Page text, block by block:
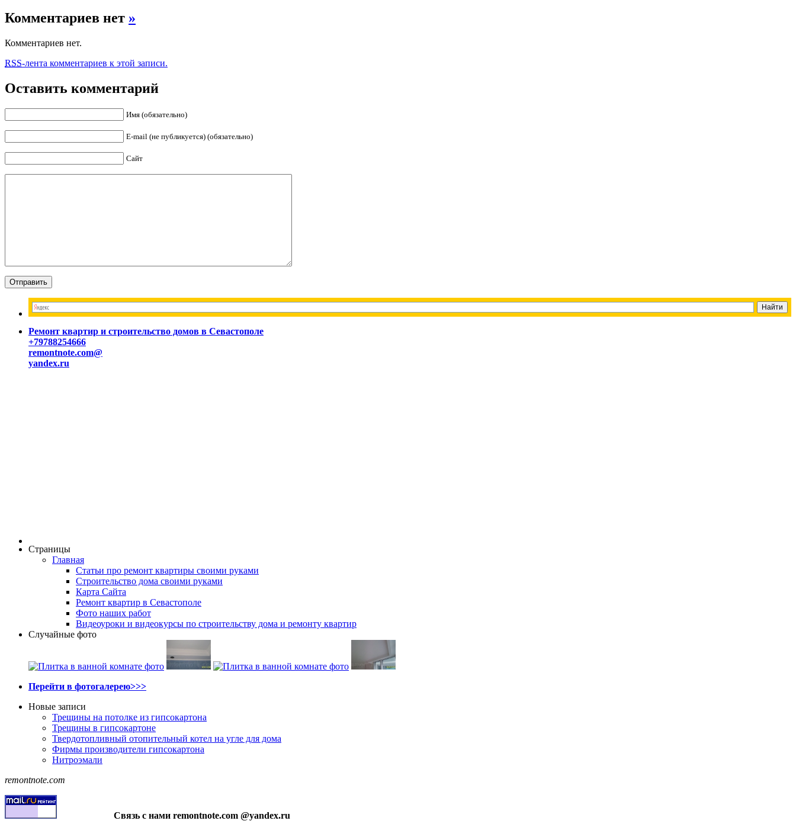
Комментариев нет »
Комментариев нет.
RSS-лента комментариев к этой записи.
Оставить комментарий
Имя (обязательно)
E-mail (не публикуется) (обязательно)
Сайт
Ремонт квартир и строительство домов в Севастополе
+79788254666
remontnote.com@
yandex.ru
Страницы
Главная
Статьи про ремонт квартиры своими руками
Строительство дома своими руками
Карта Сайта
Ремонт квартир в Севастополе
Фото наших работ
Видеоуроки и видеокурсы по строительству дома и ремонту квартир
Случайные фото
Перейти в фотогалерею>>>
Новые записи
Трещины на потолке из гипсокартона
Трещины в гипсокартоне
Твердотопливный отопительный котел на угле для дома
Фирмы производители гипсокартона
Нитроэмали
remontnote.com
Связь с нами remontnote.com @yandex.ru